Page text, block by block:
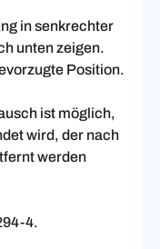
in senkrechter
unten zeigen.
Position.
ist möglich,
wird, der nach
werden
4.